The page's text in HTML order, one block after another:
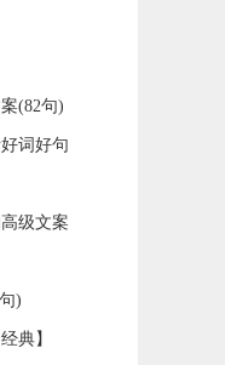
(82句)
词好句
级文案
)
典】